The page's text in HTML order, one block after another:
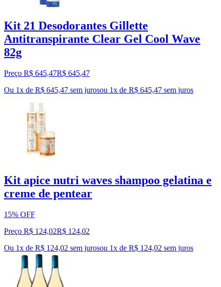
Kit 21 Desodorantes Gillette
Antitranspirante Clear Gel Cool Wave
82g
Preço R$ 645,47R$ 645,47
Ou 1x de R$ 645,47 sem jurosou 1x de R$ 645,47 sem juros
Kit apice nutri waves shampoo gelatina e
creme de pentear
15% OFF
Preço R$ 124,02R$ 124,02
Ou 1x de R$ 124,02 sem jurosou 1x de R$ 124,02 sem juros